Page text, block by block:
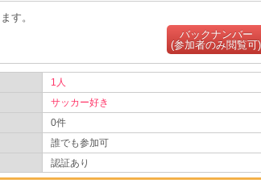
す。
バックナンバー
(参加者のみ閲覧可)
1人
サッカー好き
0件
誰でも参加可
認証あり